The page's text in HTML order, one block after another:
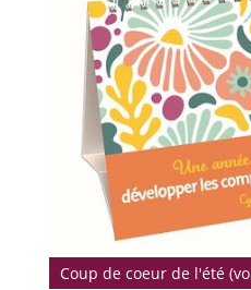
Coup de coeur de l'été